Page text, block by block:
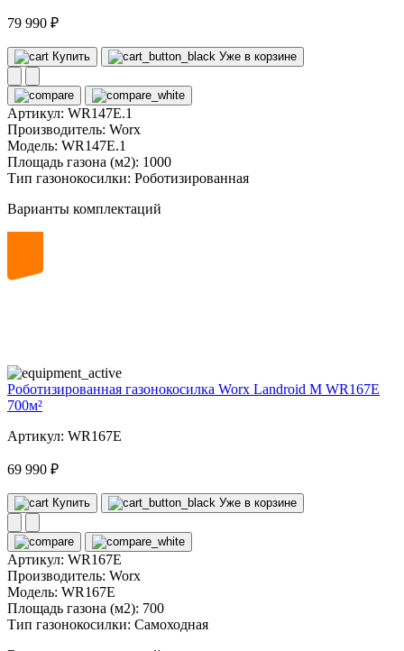
79 990 ₽
Купить Уже в корзине
Артикул: WR147E.1
Производитель: Worx
Модель: WR147E.1
Площадь газона (м2): 1000
Тип газонокосилки: Роботизированная
Варианты комплектаций
Роботизированная газонокосилка Worx Landroid M WR167E
700м²
Артикул: WR167E
69 990 ₽
Купить Уже в корзине
Артикул: WR167E
Производитель: Worx
Модель: WR167E
Площадь газона (м2): 700
Тип газонокосилки: Самоходная